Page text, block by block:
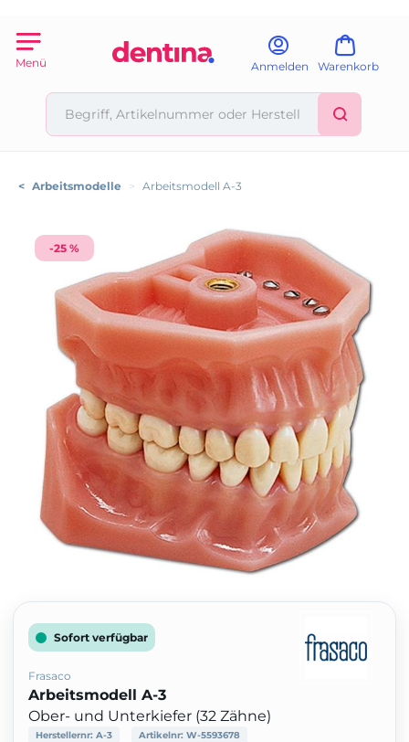
Menü Anmelden Warenkorb
< Arbeitsmodelle > Arbeitsmodell A-3
-25 %
Sofort verfügbar
Frasaco
Arbeitsmodell A-3
Ober- und Unterkiefer (32 Zähne)
Herstellernr: A-3 Artikelnr: W-5593678